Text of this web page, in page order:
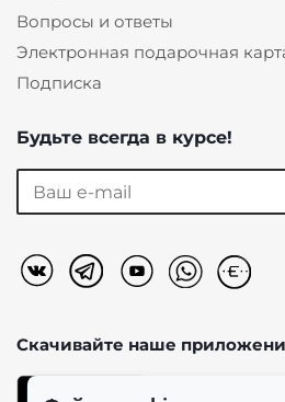
Вопросы и ответы
Электронная подарочная
Подписка
Будьте всегда в курсе!
Скачивайте наше